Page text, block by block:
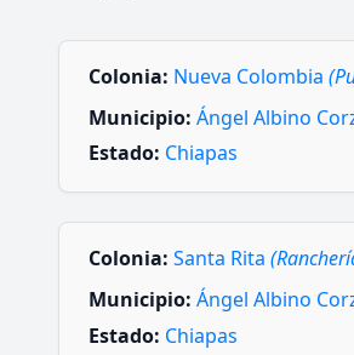
Colonia: Nueva Colombia
Municipio: Ángel Albino
Estado: Chiapas
Colonia: Santa Rita
Municipio: Ángel Albino
Estado: Chiapas